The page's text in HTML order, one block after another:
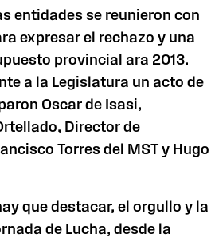
entidades se reunieron con
expresar el rechazo y una
provincial ara 2013.
a la Legislatura un acto de
Oscar de Isasi,
Director de
Torres del MST y Hugo
que destacar, el orgullo y la
de Lucha, desde la